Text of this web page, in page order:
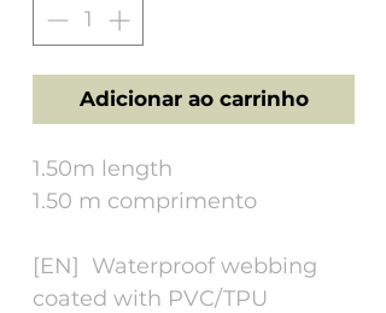
Adicionar ao carrinho
1.50m length
1.50 m comprimento
[EN] Waterproof webbing
coated with PVC/TPU